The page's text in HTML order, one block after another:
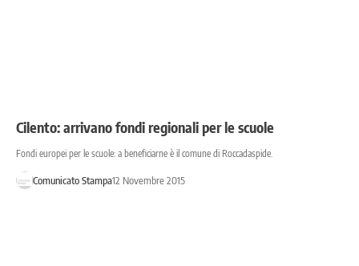
Cilento: arrivano fondi regionali per le scuole
Fondi europei per le scuole: a beneficiarne è il comune di Roccadaspide.
Comunicato Stampa12 Novembre 2015